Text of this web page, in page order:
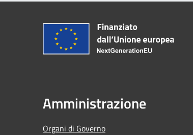
Amministrazione
Organi di Governo